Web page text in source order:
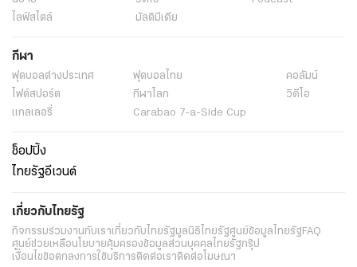
ไลฟ์สไตล์
มัลติมีเดีย
กีฬา
ฟุตบอลต่่างประเทศ ฟุตบอลไทย
คอลัมน์
ไฟต์สปอร์ต
กีฬาโลก
วิดีโอ
แกลเลอรี่
Carabao 7-a-Side Cup
ช็อปปิ้ง
ไทยรัฐอีเวนต์
เกี่ยวกับไทยรัฐ
กิจกรรมร่วมงานกับเราเกี่ยวกับไทยรัฐมูลนิธิไทยรัฐศูนย์ข้อมูลไทยรัฐFAQ
ศูนย์ช่วยเหลือนโยบายคุ้มครองข้อมูลส่วนบุคคลไทยรัฐกรุ๊ป
เงื่อนไขข้อตกลงการใช้บริการติดต่อเราติดต่อโฆษณา